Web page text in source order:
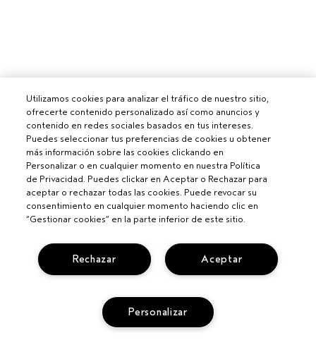
Utilizamos cookies para analizar el tráfico de nuestro sitio,
ofrecerte contenido personalizado así como anuncios y
contenido en redes sociales basados en tus intereses.
Puedes seleccionar tus preferencias de cookies u obtener
más información sobre las cookies clickando en
Personalizar o en cualquier momento en nuestra Política
de Privacidad. Puedes clickar en Aceptar o Rechazar para
aceptar o rechazar todas las cookies. Puede revocar su
consentimiento en cualquier momento haciendo clic en
“Gestionar cookies” en la parte inferior de este sitio.
Aceptar
Rechazar
Personalizar